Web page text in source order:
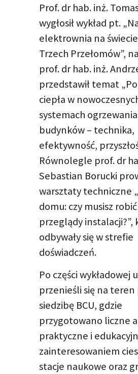
Prof. dr hab. inż.
wygłosił wykład pt.
elektrownia na
Trzech Przełomów”,
prof. dr hab. inż.
przedstawił temat
ciepła w
systemach ogrzewania
budynków – technika,
efektywność,
Równolegle prof. dr
Sebastian Borucki
warsztaty techniczne
domu: czy musisz robić
przeglądy instalacji?”,
odbywały się w strefie
doświadczeń.
Po części wykładowej
przenieśli się na teren
siedzibę BCU, gdzie
przygotowano liczne
praktyczne i
zainteresowaniem
stacje naukowe oraz